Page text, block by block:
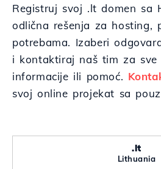
Registruj svoj .lt domen sa
odlična rešenja za hosting,
potrebama. Izaberi
i kontaktiraj naš tim za sve
informacije ili pomoć.
svoj online projekat sa
.lt
Lithuania